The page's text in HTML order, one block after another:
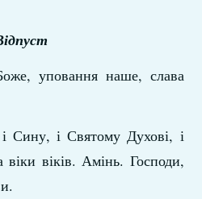
уповання наше, слава
Сину, і Святому Духові, і
віки віків. Амінь. Господи,